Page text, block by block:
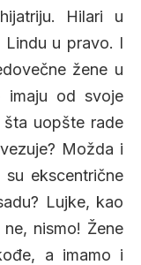
Hilari u
Lindu u pravo. I
žene u
imaju od svoje
uopšte rade
Možda i
ekscentrične
Lujke, kao
nismo! Žene
a imamo i